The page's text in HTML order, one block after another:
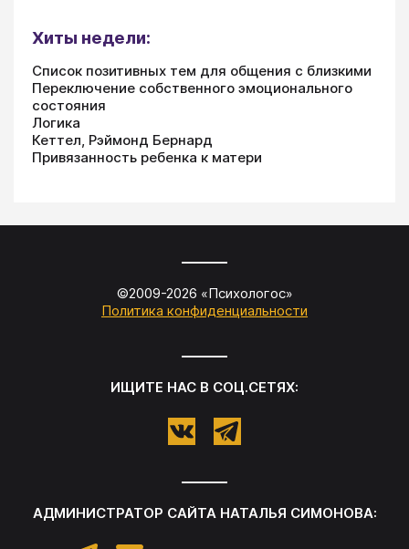
Хиты недели:
Список позитивных тем для общения с близкими
Переключение собственного эмоционального
состояния
Логика
Кеттел, Рэймонд Бернард
Привязанность ребенка к матери
©2009-2026 «Психологос»
Политика конфиденциальности
ИЩИТЕ НАС В СОЦ.СЕТЯХ:
АДМИНИСТРАТОР САЙТА НАТАЛЬЯ СИМОНОВА: